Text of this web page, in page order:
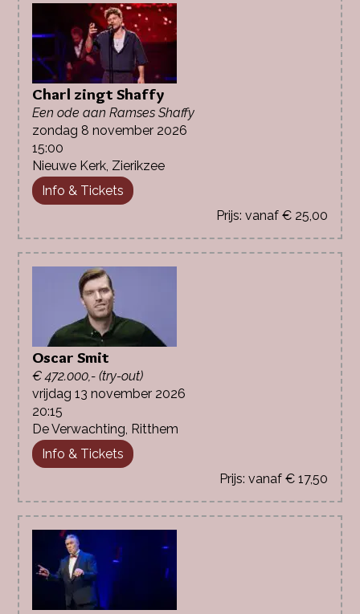
Charl zingt Shaffy
Een ode aan Ramses Shaffy
zondag 8 november 2026
15:00
Nieuwe Kerk, Zierikzee
Info & Tickets
vanaf € 25,00
Oscar Smit
€ 472.000,- (try-out)
vrijdag 13 november 2026
20:15
De Verwachting, Ritthem
Info & Tickets
vanaf € 17,50